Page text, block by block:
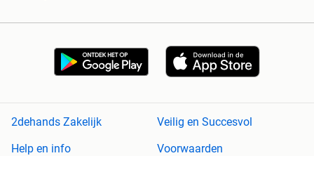
2dehands Zakelijk
Veilig en Succesvol
Help en info
Voorwaarden